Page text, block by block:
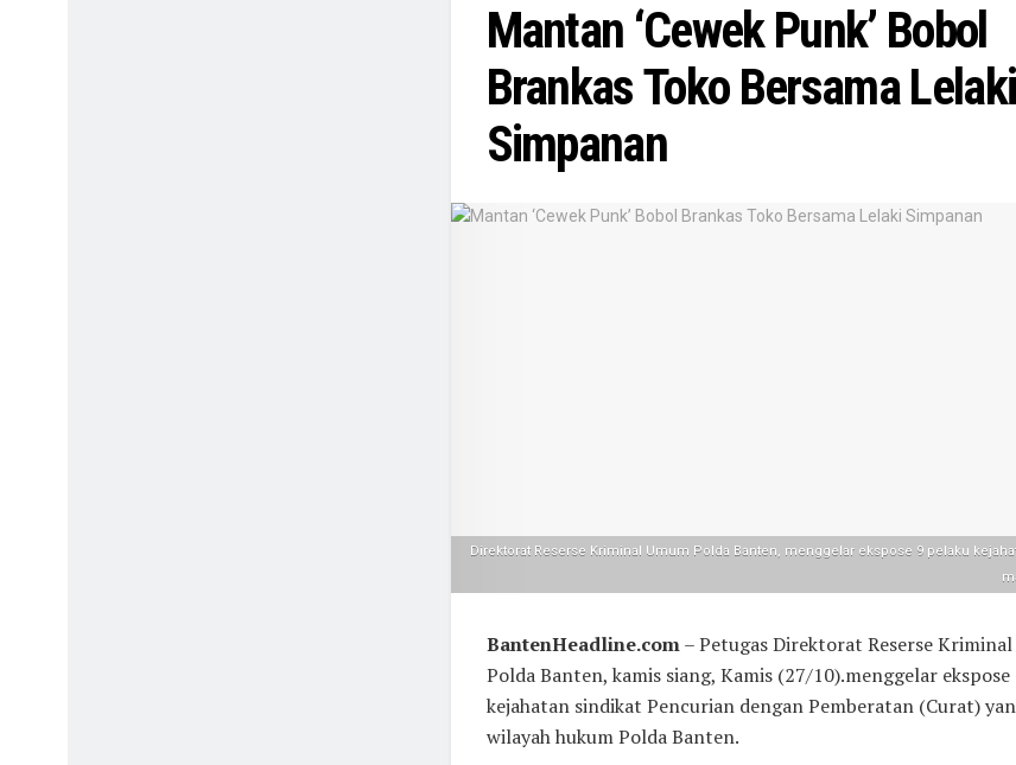
Mantan ‘Cewek Punk’ Bobol
Brankas Toko Bersama Lelaki
Simpanan
Direktorat Reserse Kriminal Umum Polda Banten, menggelar ekspose 9 pelaku
BantenHeadline.com– Petugas Direktorat Reserse Kriminal
Polda Banten, kamis siang, Kamis (27/10).menggelar ekspose
kejahatan sindikat Pencurian dengan Pemberatan (Curat)
wilayah hukum Polda Banten.